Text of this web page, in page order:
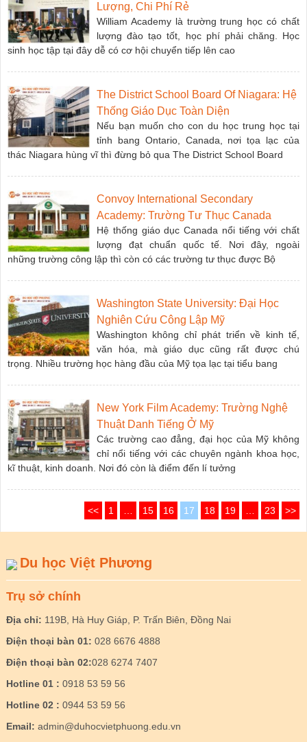
Lượng, Chi Phí Rẻ
William Academy là trường trung học có chất
lượng đào tạo tốt, học phí phải chăng. Học
sinh học tập tại đây dễ có cơ hội chuyển tiếp lên cao
The District School Board Of Niagara: Hệ
Thống Giáo Dục Toàn Diện
Nếu bạn muốn cho con du học trung học tại
tỉnh bang Ontario, Canada, nơi tọa lạc của
thác Niagara hùng vĩ thì đừng bỏ qua The District School Board
Convoy International Secondary
Academy: Trường Tư Thục Canada
Hệ thống giáo dục Canada nổi tiếng với chất
lượng đạt chuẩn quốc tế. Nơi đây, ngoài
những trường công lập thì còn có các trường tư thục được Bộ
Washington State University: Đại Học
Nghiên Cứu Công Lập Mỹ
Washington không chỉ phát triển về kinh tế,
văn hóa, mà giáo dục cũng rất được chú
trọng. Nhiều trường học hàng đầu của Mỹ tọa lạc tại tiểu bang
New York Film Academy: Trường Nghệ
Thuật Danh Tiếng Ở Mỹ
Các trường cao đẳng, đại học của Mỹ không
chỉ nổi tiếng với các chuyên ngành khoa học,
kĩ thuật, kinh doanh. Nơi đó còn là điểm đến lí tưởng
<< 1 15 16 17 18 19 23 >>
Du học Việt Phương
Trụ sở chính
Địa chỉ: 119B, Hà Huy Giáp, P. Trấn Biên, Đồng Nai
Điện thoại bàn 01: 028 6676 4888
Điện thoại bàn 02:028 6274 7407
Hotline 01 : 0918 53 59 56
Hotline 02 : 0944 53 59 56
Email: admin@duhocvietphuong.edu.vn